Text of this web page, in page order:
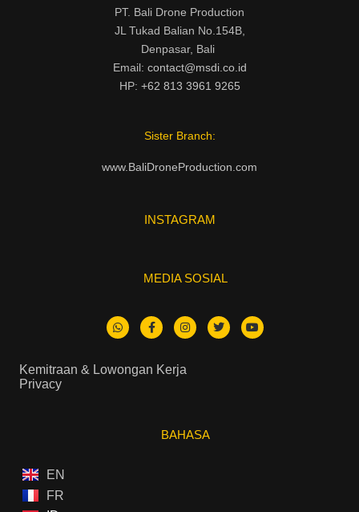
PT. Bali Drone Production
JL Tukad Balian No.154B,
Denpasar, Bali
Email: contact@msdi.co.id
HP: +62 813 3961 9265
Sister Branch:
www.BaliDroneProduction.com
INSTAGRAM
MEDIA SOSIAL
Kemitraan & Lowongan Kerja
Privacy
BAHASA
EN
FR